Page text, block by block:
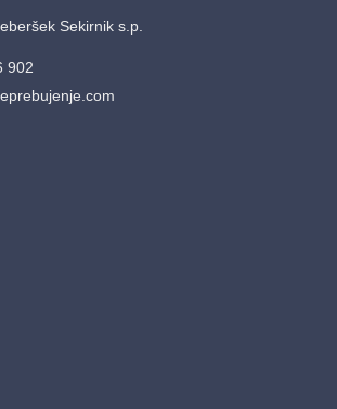
Sekirnik s.p.
902